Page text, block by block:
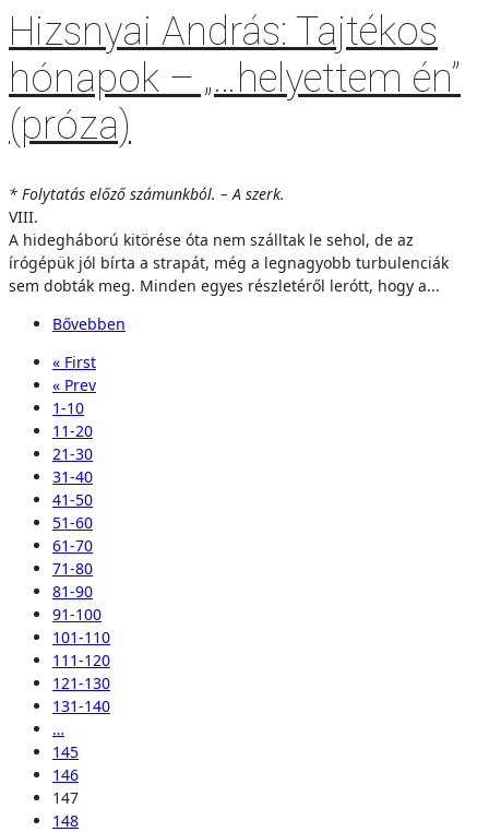
Hizsnyai András: Tajtékos
hónapok – „…helyettem én”
(próza)
* Folytatás előző számunkból. – A szerk.
VIII.
A hidegháború kitörése óta nem szálltak le sehol, de az
írógépük jól bírta a strapát, még a legnagyobb turbulenciák
sem dobták meg. Minden egyes részletéről lerótt, hogy a...
Bővebben
« First
« Prev
1-10
11-20
21-30
31-40
41-50
51-60
61-70
71-80
81-90
91-100
101-110
111-120
121-130
131-140
…
145
146
147
148